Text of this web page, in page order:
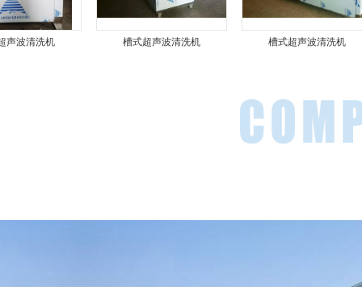
槽式超声波清洗机 槽式超声波清洗机 槽式超声波清